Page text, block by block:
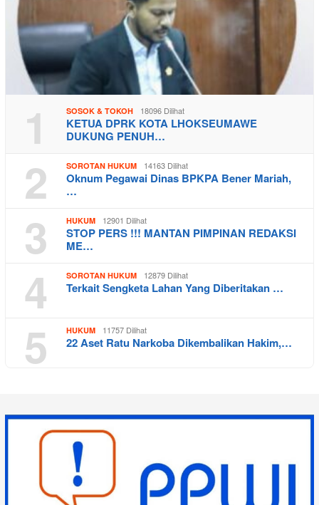
1 SOSOK & TOKOH 18096 Dilihat
KETUA DPRK KOTA LHOKSEUMAWE
DUKUNG PENUH…
2 SOROTAN HUKUM 14163 Dilihat
Oknum Pegawai Dinas BPKPA Bener Mariah,
…
3 HUKUM 12901 Dilihat
STOP PERS !!! MANTAN PIMPINAN REDAKSI
ME…
4 SOROTAN HUKUM 12879 Dilihat
Terkait Sengketa Lahan Yang Diberitakan …
5 HUKUM 11757 Dilihat
22 Aset Ratu Narkoba Dikembalikan Hakim,…